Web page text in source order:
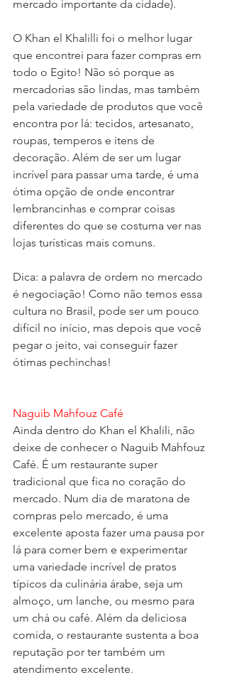
mercado importante da cidade).
O Khan el Khalilli foi o melhor lugar
que encontrei para fazer compras em
todo o Egito! Não só porque as
mercadorias são lindas, mas também
pela variedade de produtos que você
encontra por lá: tecidos, artesanato,
roupas, temperos e itens de
decoração. Além de ser um lugar
incrível para passar uma tarde, é uma
ótima opção de onde encontrar
lembrancinhas e comprar coisas
diferentes do que se costuma ver nas
lojas turísticas mais comuns.
Dica: a palavra de ordem no mercado
é negociação! Como não temos essa
cultura no Brasil, pode ser um pouco
difícil no início, mas depois que você
pegar o jeito, vai conseguir fazer
ótimas pechinchas!
Naguib Mahfouz Café
Ainda dentro do Khan el Khalili, não
deixe de conhecer o Naguib Mahfouz
Café. É um restaurante super
tradicional que fica no coração do
mercado. Num dia de maratona de
compras pelo mercado, é uma
excelente aposta fazer uma pausa por
lá para comer bem e experimentar
uma variedade incrível de pratos
típicos da culinária árabe, seja um
almoço, um lanche, ou mesmo para
um chá ou café. Além da deliciosa
comida, o restaurante sustenta a boa
reputação por ter também um
atendimento excelente.